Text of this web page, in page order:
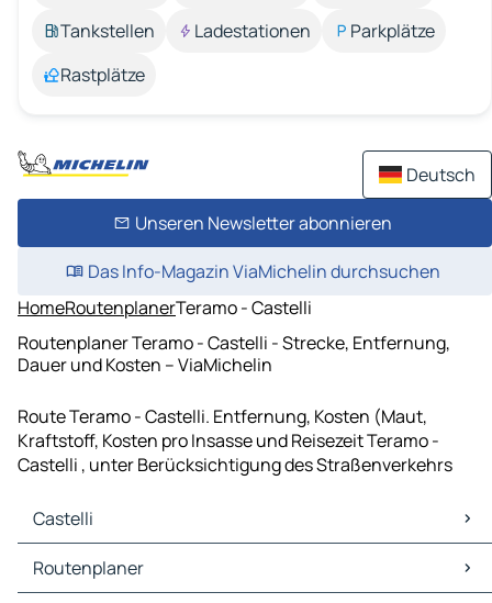
Tankstellen
Ladestationen
Parkplätze
Rastplätze
Deutsch
Unseren Newsletter abonnieren
Das Info-Magazin ViaMichelin durchsuchen
HomeRoutenplanerTeramo - Castelli
Routenplaner Teramo - Castelli - Strecke, Entfernung,
Dauer und Kosten – ViaMichelin
Route Teramo - Castelli. Entfernung, Kosten (Maut,
Kraftstoff, Kosten pro Insasse und Reisezeit Teramo -
Castelli , unter Berücksichtigung des Straßenverkehrs
Castelli
Castelli Karten Stadtplan
Castelli Verkehr
Routenplaner